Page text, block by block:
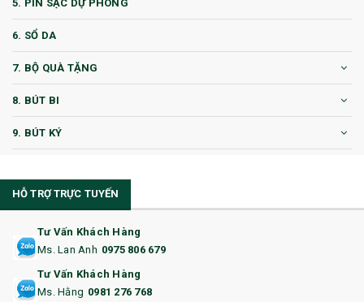
5. PIN SẠC DỰ PHÒNG
6. SỔ DA
7. BỘ QUÀ TẶNG
8. BÚT BI
9. BÚT KÝ
11. CỐC/BÌNH GIỮ NHIỆT
12. BÌNH NƯỚC
14. HỘP/VÍ ĐỰNG NAMECARD
HỖ TRỢ TRỰC TUYẾN
Tư Vấn Khách Hàng
Ms. Lan Anh 0975 806 679
Tư Vấn Khách Hàng
Ms. Hằng 0981 276 768